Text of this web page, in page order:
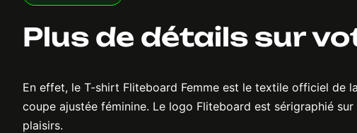
Plus de détails sur
En effet, le T-shirt Fliteboard Femme est le textile officiel de
coupe ajustée féminine. Le logo Fliteboard est sérigraphié
plaisirs.